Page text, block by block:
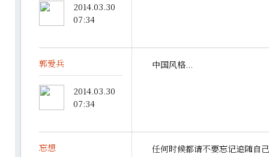
2014.03.30
07:34
中国风格...
郭爱兵
2014.03.30
07:34
任何时候都请不要忘记追随自
忘想